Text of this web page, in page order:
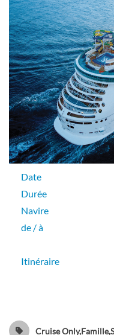
Suite du propriétaire
Pont 10
Suite
Suite Royale
Pont 10
Suite
Cabine Sunset à
Pont 06
Date
Durée
Navire
de / à
Itinéraire
Cruise